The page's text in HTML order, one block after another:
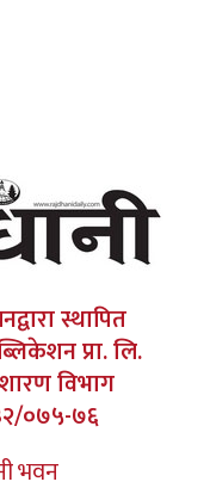
स्थापित
प्रा. लि.
विभाग
०७५-७६
भवन